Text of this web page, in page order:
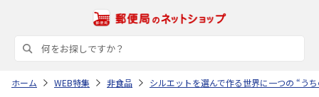
ホーム WEB特集 非食品 シルエットを選んで作る世界に一つの “う